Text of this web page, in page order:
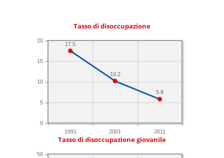
Tasso di disoccupazione
1991 2001 2011
0
5
10
15
20
5.8
10.2
17.5
Tasso di disoccupazione giovanile
50